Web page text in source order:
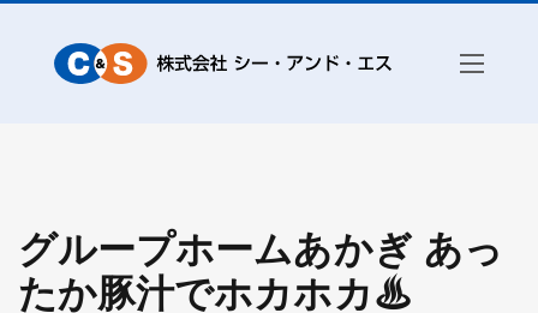
グループホームあかぎ あっ
たか豚汁でホカホカ♨